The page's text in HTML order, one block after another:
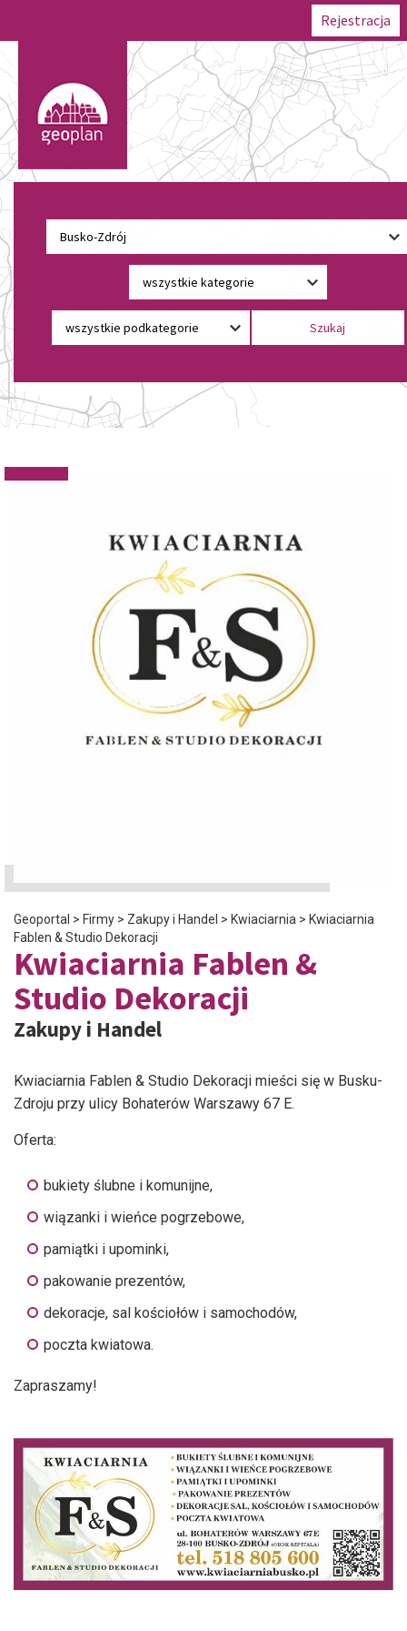
Rejestracja
Geoportal > Firmy > Zakupy i Handel > Kwiaciarnia > Kwiaciarnia
Fablen & Studio Dekoracji
Kwiaciarnia Fablen &
Studio Dekoracji
Zakupy i Handel
Kwiaciarnia Fablen & Studio Dekoracji mieści się w Busku-
Zdroju przy ulicy Bohaterów Warszawy 67 E.
Oferta:
bukiety ślubne i komunijne,
wiązanki i wieńce pogrzebowe,
pamiątki i upominki,
pakowanie prezentów,
dekoracje, sal kościołów i samochodów,
poczta kwiatowa.
Zapraszamy!